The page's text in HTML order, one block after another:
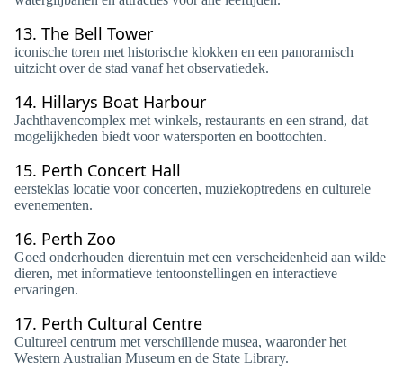
13. The Bell Tower
iconische toren met historische klokken en een panoramisch
uitzicht over de stad vanaf het observatiedek.
14. Hillarys Boat Harbour
Jachthavencomplex met winkels, restaurants en een strand, dat
mogelijkheden biedt voor watersporten en boottochten.
15. Perth Concert Hall
eersteklas locatie voor concerten, muziekoptredens en culturele
evenementen.
16. Perth Zoo
Goed onderhouden dierentuin met een verscheidenheid aan wilde
dieren, met informatieve tentoonstellingen en interactieve
ervaringen.
17. Perth Cultural Centre
Cultureel centrum met verschillende musea, waaronder het
Western Australian Museum en de State Library.